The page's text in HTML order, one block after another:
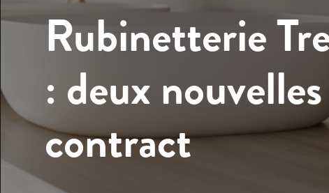
Rubinetterie
: deux
contract